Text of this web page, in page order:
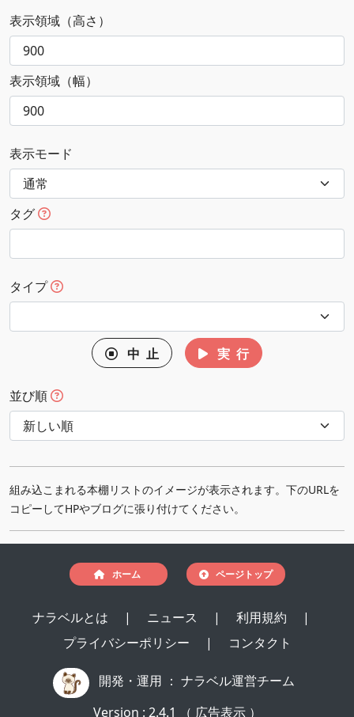
表示領域（高さ）
表示領域（幅）
表示モード
タグ
タイプ
中 止 実 行
並び順
組み込こまれる本棚リストのイメージが表示されます。下のURLを
コピーしてHPやブログに張り付けてください。
ホーム ページトップ
ナラベルとは | ニュース | 利用規約
|
プライバシーポリシー
| コンタクト
開発・運用 ： ナラベル運営チーム
Version : 2.4.1 （ 広告表示 ）